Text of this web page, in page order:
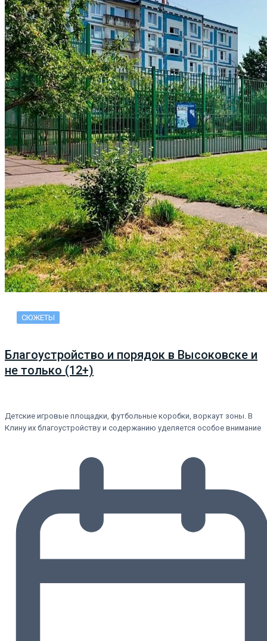
СЮЖЕТЫ
Благоустройство и порядок в Высоковске и
не только (12+)
Детские игровые площадки, футбольные коробки, воркаут зоны. В
Клину их благоустройству и содержанию уделяется особое внимание